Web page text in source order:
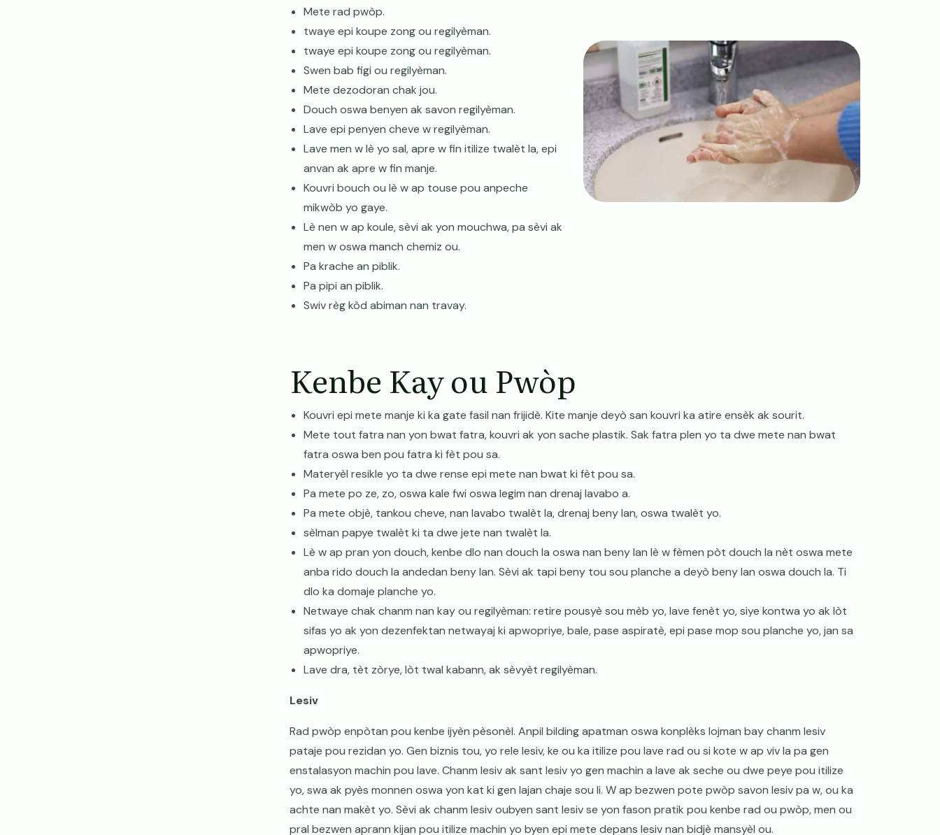
Mete rad pwòp.
twaye epi koupe zong ou regilyèman.
twaye epi koupe zong ou regilyèman.
Swen bab figi ou regilyèman.
Mete dezodoran chak jou.
Douch oswa benyen ak savon regilyèman.
Lave epi penyen cheve w regilyèman.
Lave men w lè yo sal, apre w fin itilize twalèt la, epi
anvan ak apre w fin manje.
Kouvri bouch ou lè w ap touse pou anpeche
mikwòb yo gaye.
Lè nen w ap koule, sèvi ak yon mouchwa, pa sèvi ak
men w oswa manch chemiz ou.
Pa krache an piblik.
Pa pipi an piblik.
Swiv règ kòd abiman nan travay.
Image
Kenbe Kay ou Pwòp
Kouvri epi mete manje ki ka gate fasil nan frijidè. Kite manje deyò san kouvri ka atire ensèk ak sourit.
Mete tout fatra nan yon bwat fatra, kouvri ak yon sache plastik. Sak fatra plen yo ta dwe mete nan bwat
fatra oswa ben pou fatra ki fèt pou sa.
Materyèl resikle yo ta dwe rense epi mete nan bwat ki fèt pou sa.
Pa mete po ze, zo, oswa kale fwi oswa legim nan drenaj lavabo a.
Pa mete objè, tankou cheve, nan lavabo twalèt la, drenaj beny lan, oswa twalèt yo.
sèlman papye twalèt ki ta dwe jete nan twalèt la.
Lè w ap pran yon douch, kenbe dlo nan douch la oswa nan beny lan lè w fèmen pòt douch la nèt oswa mete
anba rido douch la andedan beny lan. Sèvi ak tapi beny tou sou planche a deyò beny lan oswa douch la. Ti
dlo ka domaje planche yo.
Netwaye chak chanm nan kay ou regilyèman: retire pousyè sou mèb yo, lave fenèt yo, siye kontwa yo ak lòt
sifas yo ak yon dezenfektan netwayaj ki apwopriye, bale, pase aspiratè, epi pase mop sou planche yo, jan sa
apwopriye.
Lave dra, tèt zòrye, lòt twal kabann, ak sèvyèt regilyèman.
Lesiv
Rad pwòp enpòtan pou kenbe ijyèn pèsonèl. Anpil bilding apatman oswa konplèks lojman bay chanm lesiv
pataje pou rezidan yo. Gen biznis tou, yo rele lesiv, ke ou ka itilize pou lave rad ou si kote w ap viv la pa gen
enstalasyon machin pou lave. Chanm lesiv ak sant lesiv yo gen machin a lave ak seche ou dwe peye pou itilize
yo, swa ak pyès monnen oswa yon kat ki gen lajan chaje sou li. W ap bezwen pote pwòp savon lesiv pa w, ou ka
achte nan makèt yo. Sèvi ak chanm lesiv oubyen sant lesiv se yon fason pratik pou kenbe rad ou pwòp, men ou
pral bezwen aprann kijan pou itilize machin yo byen epi mete depans lesiv nan bidjè mansyèl ou.